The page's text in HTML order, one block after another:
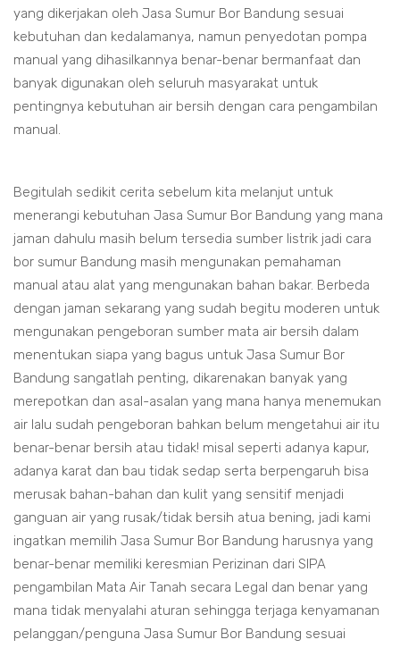
yang dikerjakan oleh Jasa Sumur Bor Bandung sesuai
kebutuhan dan kedalamanya, namun penyedotan pompa
manual yang dihasilkannya benar-benar bermanfaat dan
banyak digunakan oleh seluruh masyarakat untuk
pentingnya kebutuhan air bersih dengan cara pengambilan
manual.
Begitulah sedikit cerita sebelum kita melanjut untuk
menerangi kebutuhan Jasa Sumur Bor Bandung yang mana
jaman dahulu masih belum tersedia sumber listrik jadi cara
bor sumur Bandung masih mengunakan pemahaman
manual atau alat yang mengunakan bahan bakar. Berbeda
dengan jaman sekarang yang sudah begitu moderen untuk
mengunakan pengeboran sumber mata air bersih dalam
menentukan siapa yang bagus untuk Jasa Sumur Bor
Bandung sangatlah penting, dikarenakan banyak yang
merepotkan dan asal-asalan yang mana hanya menemukan
air lalu sudah pengeboran bahkan belum mengetahui air itu
benar-benar bersih atau tidak! misal seperti adanya kapur,
adanya karat dan bau tidak sedap serta berpengaruh bisa
merusak bahan-bahan dan kulit yang sensitif menjadi
ganguan air yang rusak/tidak bersih atua bening, jadi kami
ingatkan memilih Jasa Sumur Bor Bandung harusnya yang
benar-benar memiliki keresmian Perizinan dari SIPA
pengambilan Mata Air Tanah secara Legal dan benar yang
mana tidak menyalahi aturan sehingga terjaga kenyamanan
pelanggan/penguna Jasa Sumur Bor Bandung sesuai